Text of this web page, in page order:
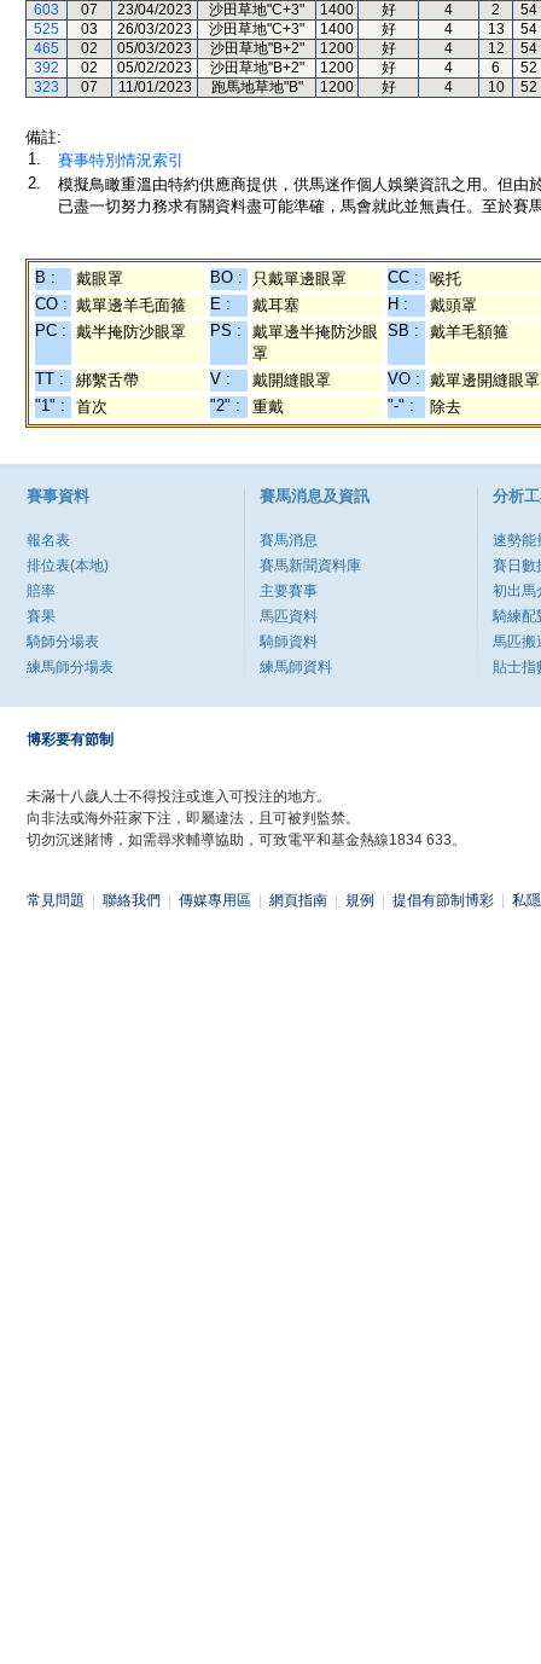
603
07 23/04/2023 沙田草地"C+3" 1400 好 4 2
54
525
03 26/03/2023 沙田草地"C+3" 1400 好 4 13
54
465
02 05/03/2023 沙田草地"B+2" 1200 好 4 12
54
392
02 05/02/2023 沙田草地"B+2" 1200 好 4 6
52
323
07 11/01/2023 跑馬地草地"B" 1200 好 4 10 52
備註:
1.
賽事特別情況索引
2.
模擬鳥瞰重溫由特約供應商提供，供馬迷作個人娛樂資訊之用。但
已盡一切努力務求有關資料盡可能準確，馬會就此並無責任。至於賽
B : 戴眼罩 BO : 只戴單邊眼罩 CC :
喉托
CO : 戴單邊羊毛面箍 E : 戴耳塞 H :
戴頭罩
PC : 戴半掩防沙眼罩 PS :
戴單邊半掩防沙眼
罩
SB : 戴羊毛額箍
TT : 綁繫舌帶 V : 戴開縫眼罩 VO : 戴單邊開縫眼罩
"1" :
首次 "2" : 重戴 "-" : 除去
賽事資料
報名表
排位表(本地)
賠率
賽果
騎師分場表
練馬師分場表
賽馬消息及資訊
賽馬消息
賽馬新聞資料庫
主要賽事
馬匹資料
騎師資料
練馬師資料
分析
速勢能
賽日數
初出馬
騎練配
馬匹搬
貼士指
博彩要有節制
未滿十八歲人士不得投注或進入可投注的地方。
向非法或海外莊家下注，即屬違法，且可被判監禁。
切勿沉迷賭博，如需尋求輔導協助，可致電平和基金熱線1834 633。
常見問題 聯絡我們 傳媒專用區 網頁指南 規例 提倡有節制博彩 私